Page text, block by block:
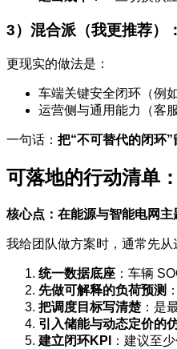
3）混合派（我更推荐）
更现实的做法是：
车端关键安全闭环（例
运营侧与通用能力（客
一句话： 把“不可替代的闭环”
可落地的行动清单
核心点：在能源与智能电网
我给团队做方案时，通常先从
统一数据底座 ：车辆
先做可解释的负荷预测
把调度目标写清楚：是
引入储能与动态定价的
建立闭环KPI
：建议至